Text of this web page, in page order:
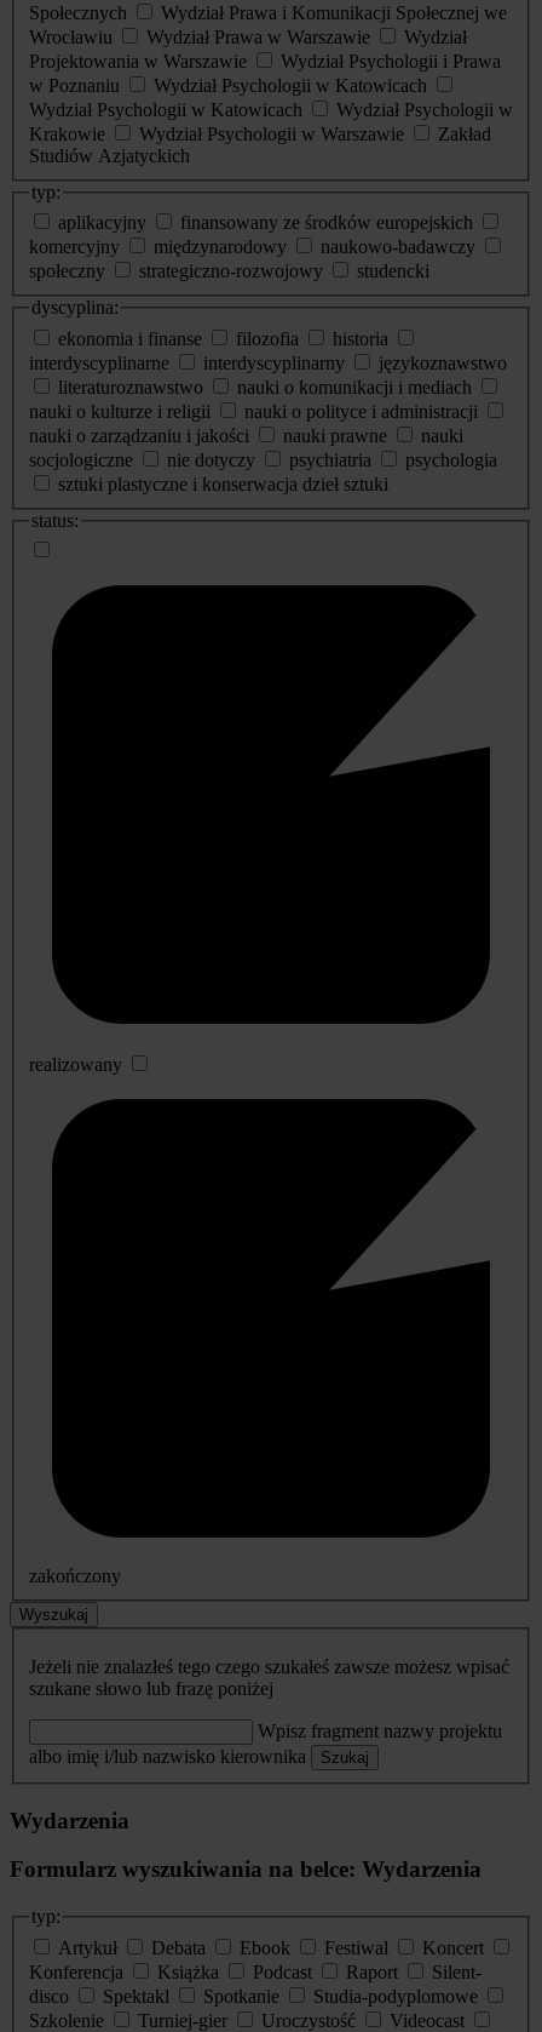
Społecznych
Wydział Prawa i Komunikacji Społecznej we
Wrocławiu
Wydział Prawa w Warszawie
Wydział
Projektowania w Warszawie
Wydział Psychologii i Prawa
w Poznaniu
Wydział Psychologii w Katowicach
Wydział Psychologii w Katowicach
Wydział Psychologii w
Krakowie
Wydział Psychologii w Warszawie
Zakład
Studiów Azjatyckich
typ:
aplikacyjny
finansowany ze środków europejskich
komercyjny
międzynarodowy
naukowo-badawczy
społeczny
strategiczno-rozwojowy
studencki
dyscyplina:
ekonomia i finanse
filozofia
historia
interdyscyplinarne
interdyscyplinarny
językoznawstwo
literaturoznawstwo
nauki o komunikacji i mediach
nauki o kulturze i religii
nauki o polityce i administracji
nauki o zarządzaniu i jakości
nauki prawne
nauki
socjologiczne
nie dotyczy psychiatria
psychologia
sztuki plastyczne i konserwacja dzieł sztuki
status:
realizowany
zakończony
Wyszukaj
Jeżeli nie znalazłeś tego czego szukałeś zawsze możesz wpisać
szukane słowo lub frazę poniżej
Wpisz fragment nazwy projektu
albo imię i/lub nazwisko kierownika
Szukaj
Wydarzenia
Formularz wyszukiwania na belce: Wydarzenia
typ:
Artykuł
Debata Ebook Festiwal
Koncert
Konferencja
Książka Podcast Raport
Silent-
disco
Spektakl Spotkanie
Studia-podyplomowe
Szkolenie
Turniej-gier Uroczystość
Videocast